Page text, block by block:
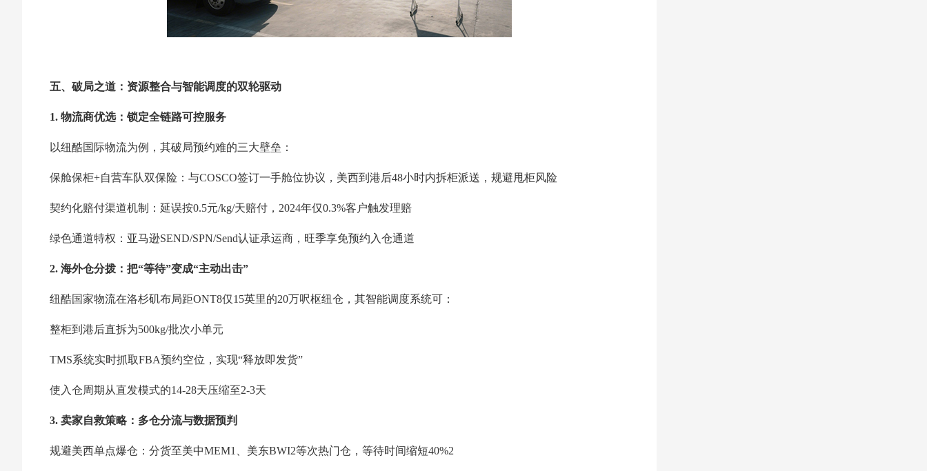
五、破局之道：资源整合与智能调度的双轮驱动
1. 物流商优选：锁定全链路可控服务
以纽酷国际物流为例，其破局预约难的三大壁垒：
保舱保柜+自营车队双保险：与COSCO签订一手舱位协议，美西到港后48小时内拆柜派送，规避甩柜风险
契约化赔付渠道机制：延误按0.5元/kg/天赔付，2024年仅0.3%客户触发理赔
绿色通道特权：亚马逊SEND/SPN/Send认证承运商，旺季享免预约入仓通道
2. 海外仓分拨：把“等待”变成“主动出击”
纽酷国家物流在洛杉矶布局距ONT8仅15英里的20万呎枢纽仓，其智能调度系统可：
整柜到港后直拆为500kg/批次小单元
TMS系统实时抓取FBA预约空位，实现“释放即发货”
使入仓周期从直发模式的14-28天压缩至2-3天
3. 卖家自救策略：多仓分流与数据预判
规避美西单点爆仓：分货至美中MEM1、美东BWI2等次热门仓，等待时间缩短40%2